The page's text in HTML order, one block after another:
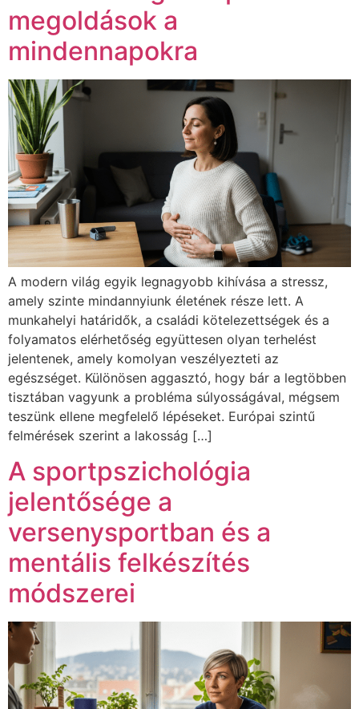
megoldások a
mindennapokra
A modern világ egyik legnagyobb kihívása a stressz,
amely szinte mindannyiunk életének része lett. A
munkahelyi határidők, a családi kötelezettségek és a
folyamatos elérhetőség együttesen olyan terhelést
jelentenek, amely komolyan veszélyezteti az
egészséget. Különösen aggasztó, hogy bár a legtöbben
tisztában vagyunk a probléma súlyosságával, mégsem
teszünk ellene megfelelő lépéseket. Európai szintű
felmérések szerint a lakosság […]
A sportpszichológia
jelentősége a
versenysportban és a
mentális felkészítés
módszerei